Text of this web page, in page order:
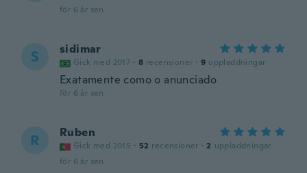
för 6 år sen
S sidimar
Gick med 2017 · 8 recensioner · 9 uppladdningar
Exatamente como o anunciado
för 6 år sen
R Ruben
Gick med 2015 · 52 recensioner · 2 uppladdningar
för 6 år sen